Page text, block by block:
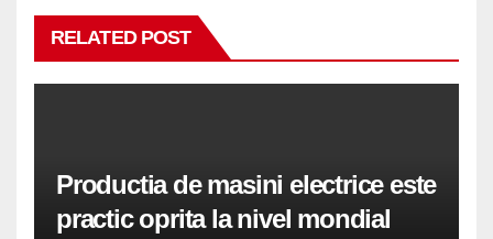
RELATED POST
Productia de masini electrice este
practic oprita la nivel mondial